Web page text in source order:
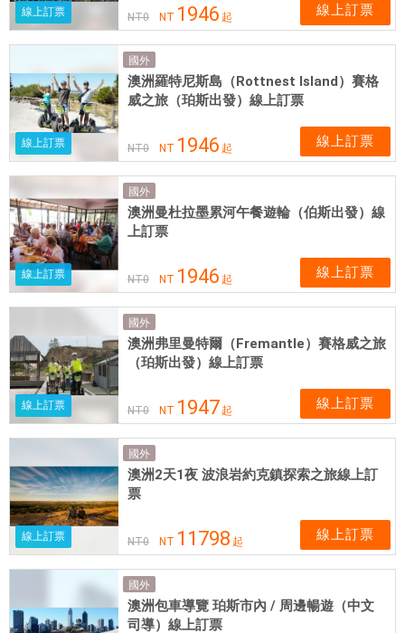
線上訂票 NT0 NT 1946 起 線上訂票
線上訂票
國外
澳洲羅特尼斯島（Rottnest Island）賽格
威之旅（珀斯出發）線上訂票
NT0 NT 1946 起 線上訂票
線上訂票
國外
澳洲曼杜拉墨累河午餐遊輪（伯斯出發）線
上訂票
NT0 NT 1946 起 線上訂票
線上訂票
國外
澳洲弗里曼特爾（Fremantle）賽格威之旅
（珀斯出發）線上訂票
NT0 NT 1947 起 線上訂票
線上訂票
國外
澳洲2天1夜 波浪岩約克鎮探索之旅線上訂
票
NT0 NT 11798 起 線上訂票
國外
澳洲包車導覽 珀斯市內 / 周邊暢遊（中文
司導）線上訂票